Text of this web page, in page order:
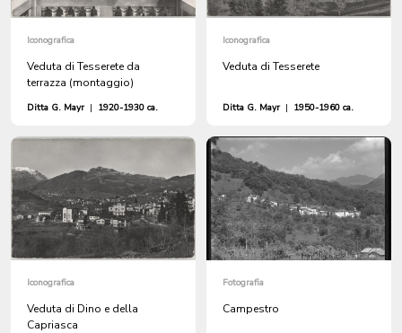
Iconografica
Veduta di Tesserete da
terrazza (montaggio)
Ditta G. Mayr | 1920-1930 ca.
Iconografica
Veduta di Tesserete
Ditta G. Mayr | 1950-1960 ca.
Iconografica
Veduta di Dino e della
Capriasca
Fotografia
Campestro